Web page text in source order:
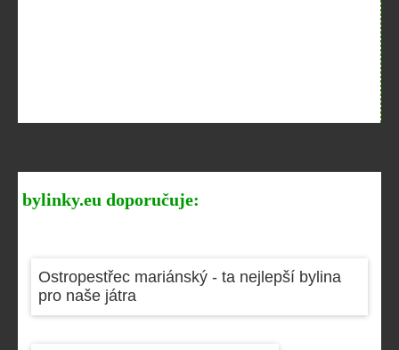
bylinky.eu doporučuje:
Ostropestřec mariánský - ta nejlepší bylina
pro naše játra